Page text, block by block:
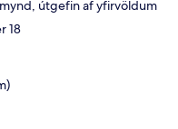
útgefin af yfirvöldum
18